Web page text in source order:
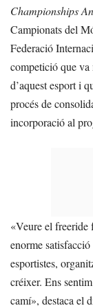
Championships
Campionats del
Federació
competició que va
d’aquest esport i
procés de
incorporació al
«Veure el freeride
enorme
esportistes,
créixer. Ens
camí», destaca el